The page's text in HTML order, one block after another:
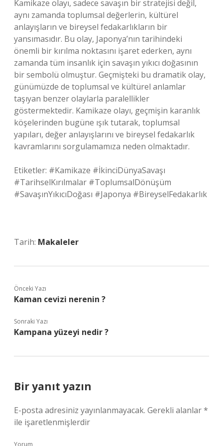
Kamikaze olayı, sadece savaşın bir stratejisi değil,
aynı zamanda toplumsal değerlerin, kültürel
anlayışların ve bireysel fedakarlıkların bir
yansımasıdır. Bu olay, Japonya’nın tarihindeki
önemli bir kırılma noktasını işaret ederken, aynı
zamanda tüm insanlık için savaşın yıkıcı doğasının
bir sembolü olmuştur. Geçmişteki bu dramatik olay,
günümüzde de toplumsal ve kültürel anlamlar
taşıyan benzer olaylarla paralellikler
göstermektedir. Kamikaze olayı, geçmişin karanlık
köşelerinden bugüne ışık tutarak, toplumsal
yapıları, değer anlayışlarını ve bireysel fedakarlık
kavramlarını sorgulamamıza neden olmaktadır.
Etiketler: #Kamikaze #İkinciDünyaSavaşı
#TarihselKırılmalar #ToplumsalDönüşüm
#SavaşınYıkıcıDoğası #Japonya #BireyselFedakarlık
Tarih: Makaleler
Önceki Yazı
Kaman cevizi nerenin ?
Sonraki Yazı
Kampana yüzeyi nedir ?
Bir yanıt yazın
E-posta adresiniz yayınlanmayacak. Gerekli alanlar*
ile işaretlenmişlerdir
Yorum